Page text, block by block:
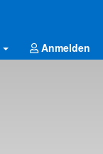
Anmelden